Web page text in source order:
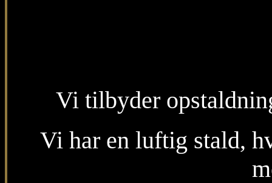
Vi tilbyder
Vi har en luftig stald,